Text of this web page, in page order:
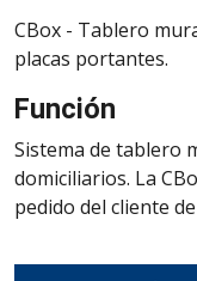
CBox - Tablero
placas portantes.
Función
Sistema de tablero
domiciliarios. La
pedido del cliente